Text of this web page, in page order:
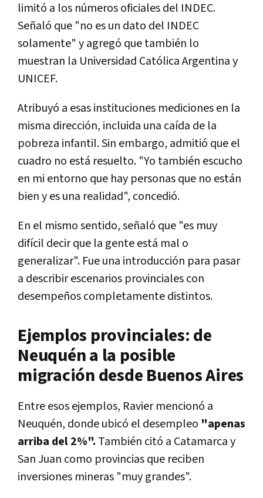
limitó a los números oficiales del INDEC.
Señaló que "no es un dato del INDEC
solamente" y agregó que también lo
muestran la Universidad Católica Argentina y
UNICEF.
Atribuyó a esas instituciones mediciones en la
misma dirección, incluida una caída de la
pobreza infantil. Sin embargo, admitió que el
cuadro no está resuelto. "Yo también escucho
en mi entorno que hay personas que no están
bien y es una realidad", concedió.
En el mismo sentido, señaló que "es muy
difícil decir que la gente está mal o
generalizar". Fue una introducción para pasar
a describir escenarios provinciales con
desempeños completamente distintos.
Ejemplos provinciales: de
Neuquén a la posible
migración desde Buenos Aires
Entre esos ejemplos, Ravier mencionó a
Neuquén, donde ubicó el desempleo "apenas
arriba del 2%". También citó a Catamarca y
San Juan como provincias que reciben
inversiones mineras "muy grandes".